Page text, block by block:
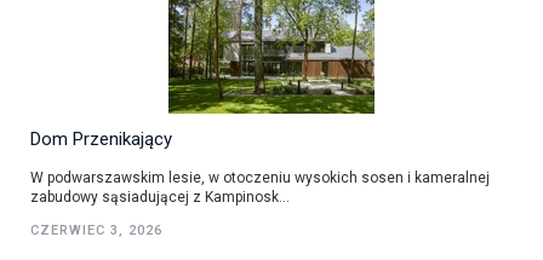
Dom Przenikający
W podwarszawskim lesie, w otoczeniu wysokich sosen i kameralnej
zabudowy sąsiadującej z Kampinosk...
CZERWIEC 3, 2026